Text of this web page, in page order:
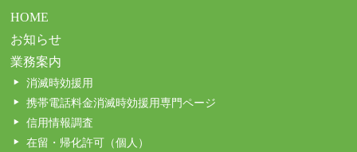
HOME
お知らせ
業務案内
消滅時効援用
携帯電話料金消滅時効援用専門ページ
信用情報調査
在留・帰化許可（個人）